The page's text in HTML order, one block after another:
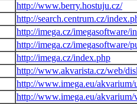
http://www.berry.hostuju.cz/
http://search.centrum.cz/
http://imega.cz/imegasoftware/
http://imega.cz/imegasoftware/
http://imega.cz/index.php
http://www.akvarista.cz/web/
http://www.imega.eu/akvarium/
http://www.imega.eu/akvarium/